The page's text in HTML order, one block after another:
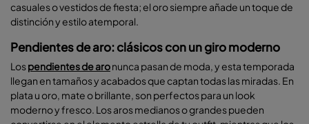
casuales o vestidos de fiesta; el oro siempre añade un toque de
distinción y estilo atemporal.
Pendientes de aro: clásicos con un giro moderno
Lospendientes de aronunca pasan de moda, y esta temporada
llegan en tamaños y acabados que captan todas las miradas. En
plata u oro, mate o brillante, son perfectos para un look
moderno y fresco. Los aros medianos o grandes pueden